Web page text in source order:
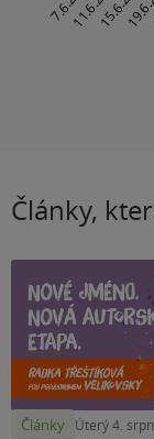
Články,
Články Úterý 4.